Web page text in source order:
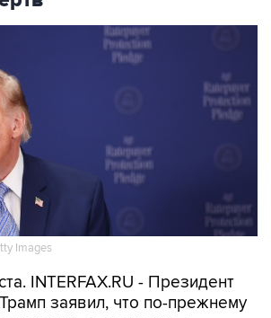
Images
INTERFAX.RU - Президент
соглашение с
напрасных жертв.